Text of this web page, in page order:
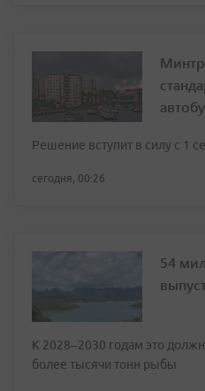
Решение вступит в силу с 1
сегодня, 00:26
54
К 2028–2030 годам это
более тысячи тонн рыбы